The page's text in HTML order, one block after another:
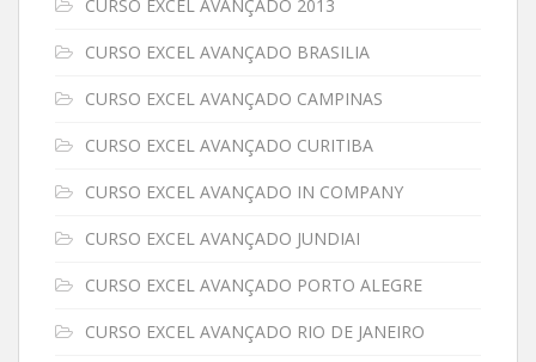
CURSO EXCEL AVANÇADO 2013
CURSO EXCEL AVANÇADO BRASILIA
CURSO EXCEL AVANÇADO CAMPINAS
CURSO EXCEL AVANÇADO CURITIBA
CURSO EXCEL AVANÇADO IN COMPANY
CURSO EXCEL AVANÇADO JUNDIAI
CURSO EXCEL AVANÇADO PORTO ALEGRE
CURSO EXCEL AVANÇADO RIO DE JANEIRO